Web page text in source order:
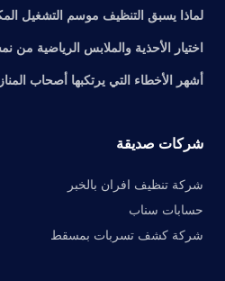
لماذا يسبق التنظيف موسم التشغيل
اختيار الأحذية والملابس الرياضية من
أشهر الأخطاء التي يرتكبها أصحاب
شركات صديقة
شركة تنظيف افران بالخبر
حسابات سناب
شركة كشف تسربات بمسقط